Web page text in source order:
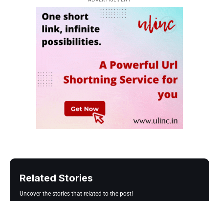
Related Stories
Uncover the stories that related to the post!